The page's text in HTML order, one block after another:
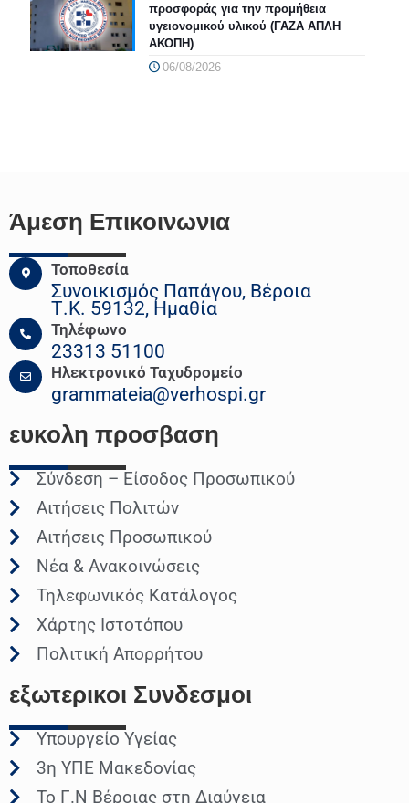
προσφοράς για την προμήθεια
υγειονομικού υλικού (ΓΑΖΑ ΑΠΛΗ
ΑΚΟΠΗ)
06/08/2026
Άμεση Επικοινωνια
Τοποθεσία
Συνοικισμός Παπάγου, Βέροια
Τ.Κ. 59132, Ημαθία
Τηλέφωνο
23313 51100
Ηλεκτρονικό Ταχυδρομείο
grammateia@verhospi.gr
ευκολη προσβαση
Σύνδεση – Είσοδος Προσωπικού
Αιτήσεις Πολιτών
Αιτήσεις Προσωπικού
Νέα & Ανακοινώσεις
Τηλεφωνικός Κατάλογος
Χάρτης Ιστοτόπου
Πολιτική Απορρήτου
εξωτερικοι Συνδεσμοι
Υπουργείο Υγείας
3η ΥΠΕ Μακεδονίας
Το Γ.Ν Βέροιας στη Διαύγεια